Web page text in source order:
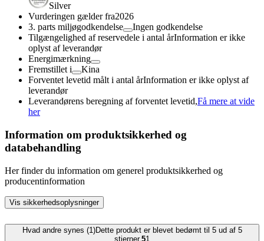
Silver
Vurderingen gælder fra2026
3. parts miljøgodkendelse
Ingen godkendelse
Tilgængelighed af reservedele i antal årInformation er ikke
oplyst af leverandør
Energimærkning
Fremstillet i
Kina
Forventet levetid målt i antal årInformation er ikke oplyst af
leverandør
Leverandørens beregning af forventet levetid,Få mere at vide
her
Information om produktsikkerhed og
databehandling
Her finder du information om generel produktsikkerhed og
producentinformation
Vis sikkerhedsoplysninger
Hvad andre synes (1)Dette produkt er blevet bedømt til 5 ud af 5
stjerner.51